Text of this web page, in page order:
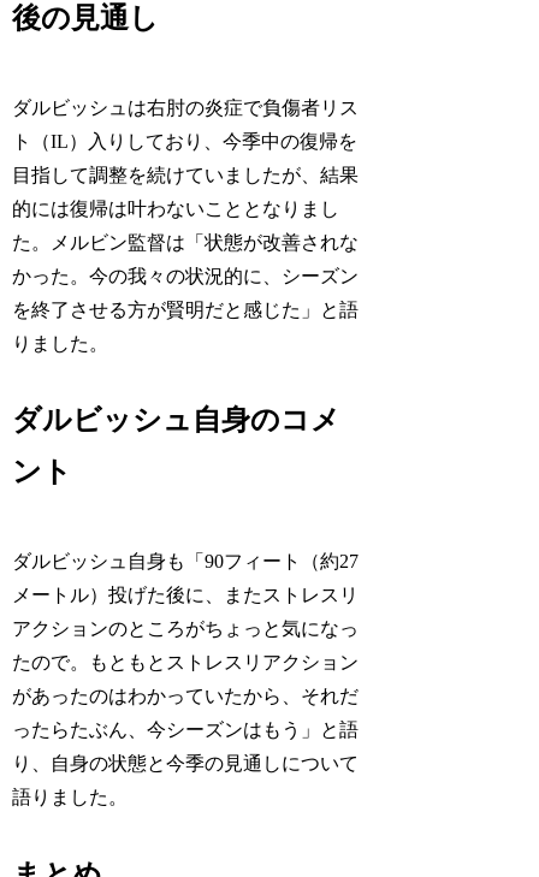
後の見通し
ダルビッシュは右肘の炎症で負傷者リス
ト（IL）入りしており、今季中の復帰を
目指して調整を続けていましたが、結果
的には復帰は叶わないこととなりまし
た。メルビン監督は「状態が改善されな
かった。今の我々の状況的に、シーズン
を終了させる方が賢明だと感じた」と語
りました。
ダルビッシュ自身のコメ
ント
ダルビッシュ自身も「90フィート（約27
メートル）投げた後に、またストレスリ
アクションのところがちょっと気になっ
たので。もともとストレスリアクション
があったのはわかっていたから、それだ
ったらたぶん、今シーズンはもう」と語
り、自身の状態と今季の見通しについて
語りました。